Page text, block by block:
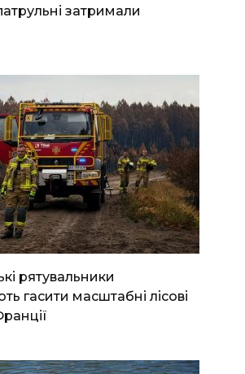
затримали
рятувальники
гасити масштабні лісові